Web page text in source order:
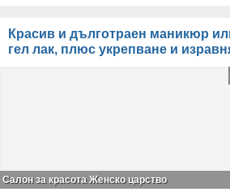
Красив и дълготраен маникюр
гел лак, плюс укрепване и
Салон за красота Женско царство